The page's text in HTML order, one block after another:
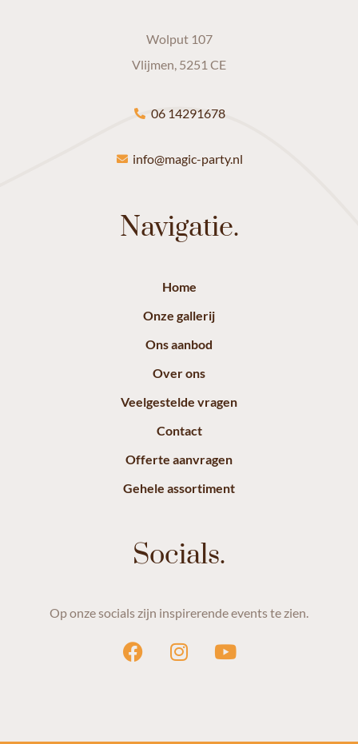
Wolput 107
Vlijmen, 5251 CE
06 14291678
info@magic-party.nl
Navigatie.
Home
Onze gallerij
Ons aanbod
Over ons
Veelgestelde vragen
Contact
Offerte aanvragen
Gehele assortiment
Socials.
Op onze socials zijn inspirerende events te zien.